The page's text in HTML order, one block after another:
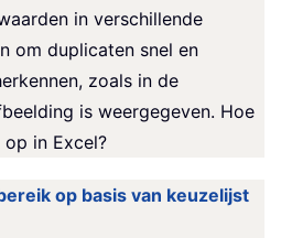
in verschillende
om duplicaten snel en
zoals in de
is weergegeven. Hoe
in Excel?
op basis van keuzelijst